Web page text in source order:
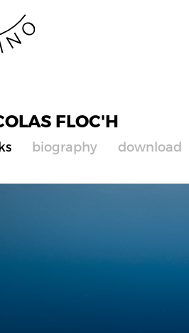
FLOC'H
biography download